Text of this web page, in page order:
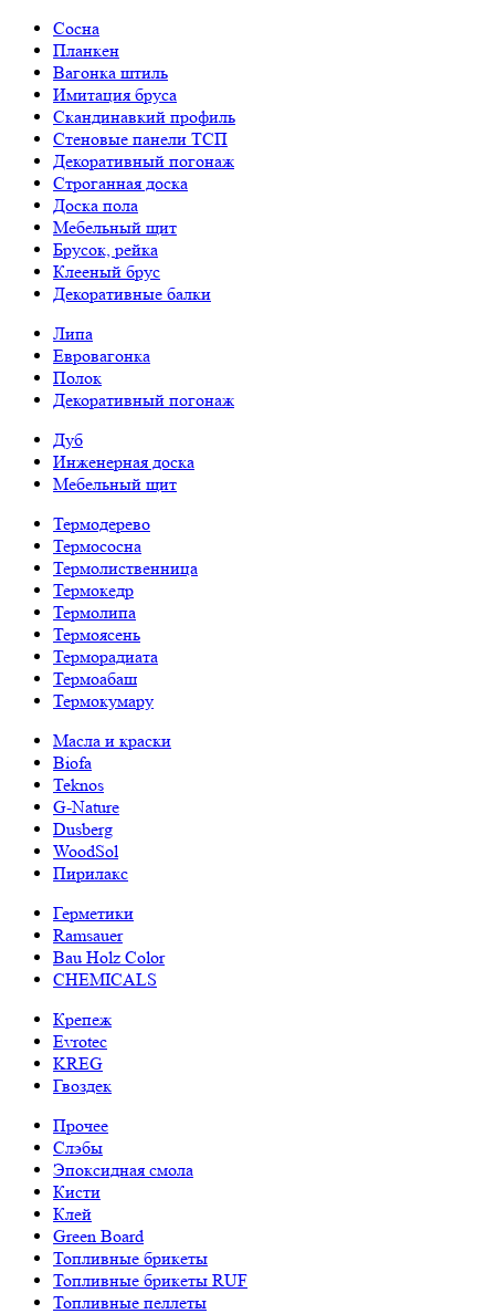
Сосна
Планкен
Вагонка штиль
Имитация бруса
Скандинавкий профиль
Стеновые панели ТСП
Декоративный погонаж
Строганная доска
Доска пола
Мебельный щит
Брусок, рейка
Клееный брус
Декоративные балки
Липа
Евровагонка
Полок
Декоративный погонаж
Дуб
Инженерная доска
Мебельный щит
Термодерево
Термососна
Термолиственница
Термокедр
Термолипа
Термоясень
Терморадиата
Термоабаш
Термокумару
Масла и краски
Biofa
Teknos
G-Nature
Dusberg
WoodSol
Пирилакс
Герметики
Ramsauer
Bau Holz Color
CHEMICALS
Крепеж
Evrotec
KREG
Гвоздек
Прочее
Слэбы
Эпоксидная смола
Кисти
Клей
Green Board
Топливные брикеты
Топливные брикеты RUF
Топливные пеллеты